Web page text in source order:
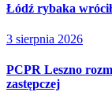
Łódź rybaka
3 sierpnia 2026
PCPR Leszno
zastępczej